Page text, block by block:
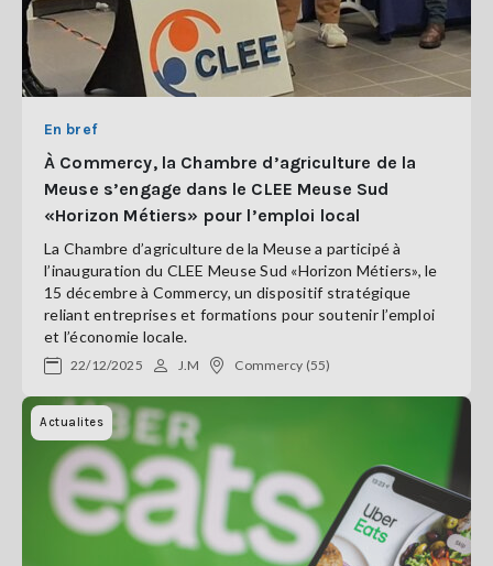
En bref
À Commercy, la Chambre d’agriculture de la
Meuse s’engage dans le CLEE Meuse Sud
«Horizon Métiers» pour l’emploi local
La Chambre d’agriculture de la Meuse a participé à
l’inauguration du CLEE Meuse Sud «Horizon Métiers», le
15 décembre à Commercy, un dispositif stratégique
reliant entreprises et formations pour soutenir l’emploi
et l’économie locale.
22/12/2025 J.M Commercy (55)
Actualites